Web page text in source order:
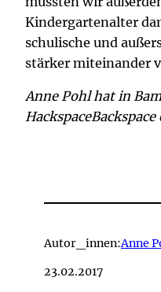
Kindergartenalter
schulische und
stärker miteinander
Anne Pohl hat in
Autor_innen:Anne
23.02.2017